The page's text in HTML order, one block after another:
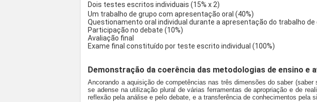
Dois testes escritos individuais (15% x 2)
Um trabalho de grupo com apresentação oral (40%)
Questionamento oral individual durante a apresentação do trabalho de
Participação no debate (10%)
Avaliação final
Exame final constituído por teste escrito individual (100%)
Demonstração da coerência das metodologias de ensino e
Ancorando a aquisição de competências nas três dimensões do saber
se adense na utilização plural de várias ferramentas de apropriação e de
reflexão pela análise e pelo debate, e a transferência de conhecimentos pela